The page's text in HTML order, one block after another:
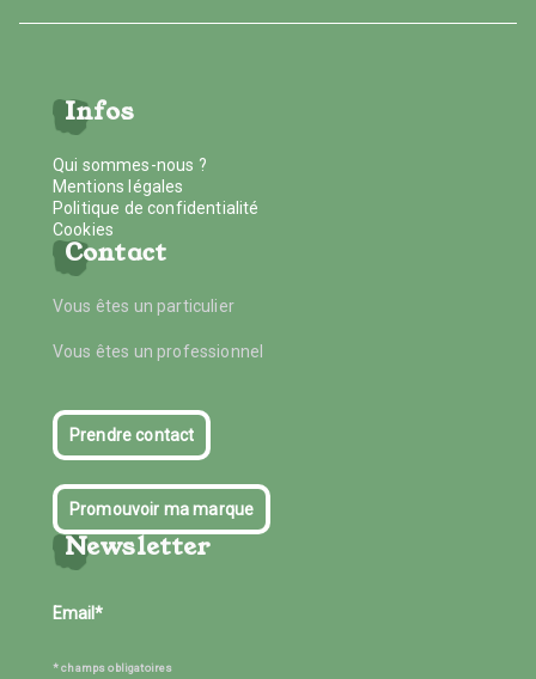
Infos
Qui sommes-nous ?
Mentions légales
Politique de confidentialité
Cookies
Contact
Vous êtes un particulier
Vous êtes un professionnel
Prendre contact
Promouvoir ma marque
Newsletter
* champs obligatoires